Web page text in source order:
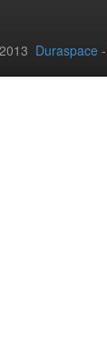
Duraspace -